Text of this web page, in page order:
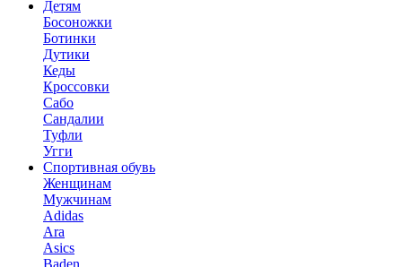
Детям
Босоножки
Ботинки
Дутики
Кеды
Кроссовки
Сабо
Сандалии
Туфли
Угги
Спортивная обувь
Женщинам
Мужчинам
Adidas
Ara
Asics
Baden